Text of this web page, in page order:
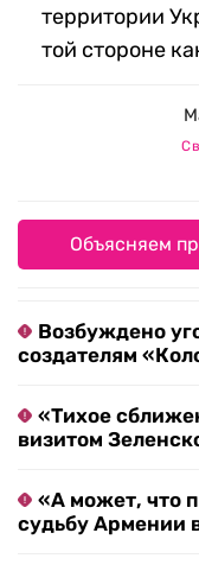
территории
той стороне
Объясняем
Возбуждено
создателям
«Тихое
визитом
«А может, что
судьбу Армении